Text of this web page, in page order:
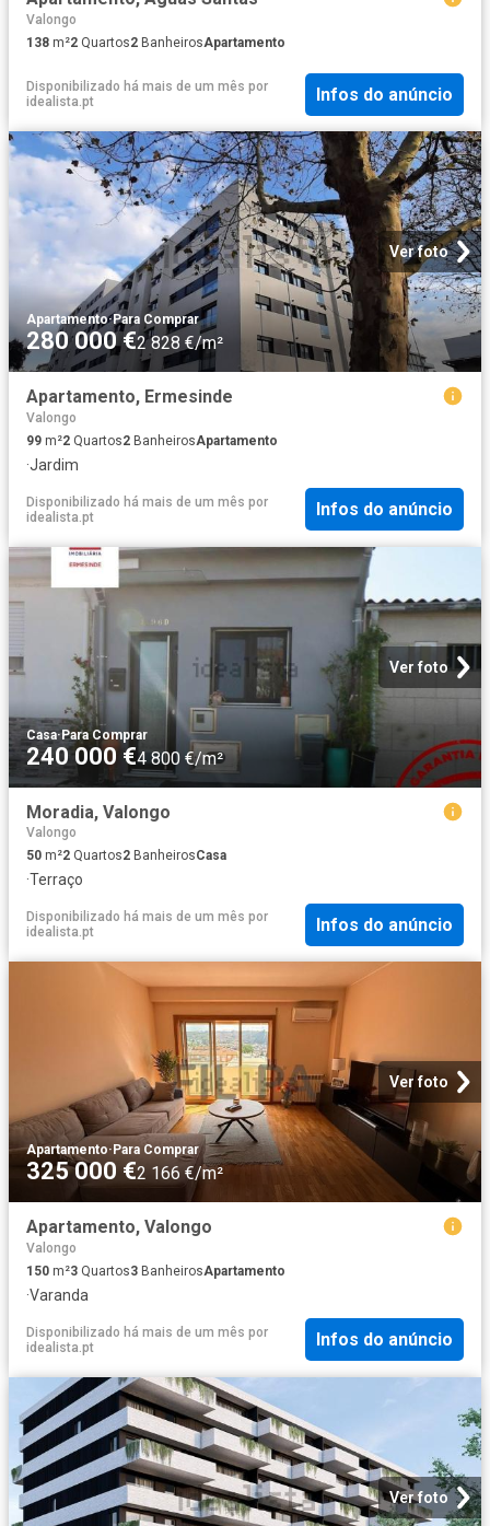
Valongo
138 m²2 Quartos2 BanheirosApartamento
Disponibilizado há mais de um mês por
idealista.pt
Infos do anúncio
Ver foto
Apartamento·Para Comprar
280 000 €2 828 €/m²
Apartamento, Ermesinde
Valongo
99 m²2 Quartos2 BanheirosApartamento
·Jardim
Disponibilizado há mais de um mês por
idealista.pt
Infos do anúncio
Ver foto
Casa·Para Comprar
240 000 €4 800 €/m²
Moradia, Valongo
Valongo
50 m²2 Quartos2 BanheirosCasa
·Terraço
Disponibilizado há mais de um mês por
idealista.pt
Infos do anúncio
Ver foto
Apartamento· Para Comprar
325 000 €2 166 €/m²
Apartamento, Valongo
Valongo
150 m²3 Quartos3 BanheirosApartamento
·Varanda
Disponibilizado há mais de um mês por
idealista.pt
Infos do anúncio
Ver foto